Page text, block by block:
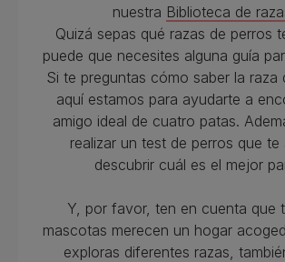
nuestra Biblioteca de
Quizá sepas qué razas de perros
puede que necesites alguna guía
Si te preguntas cómo saber la raza
aquí estamos para ayudarte a
amigo ideal de cuatro patas.
realizar un test de perros que te
descubrir cuál es el mejor
Y, por favor, ten en cuenta que
mascotas merecen un hogar
exploras diferentes razas,